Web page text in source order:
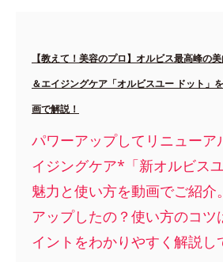
【教えて！美容のプロ】オルビス最高峰の
＆エイジングケア「オルビスユー ドット」
画で解説！
パワーアップしてリニューア
イジングケア*「新オルビス
魅力と使い方を動画でご紹介
アップしたの？使い方のコツ
イントをわかりやすく解説し